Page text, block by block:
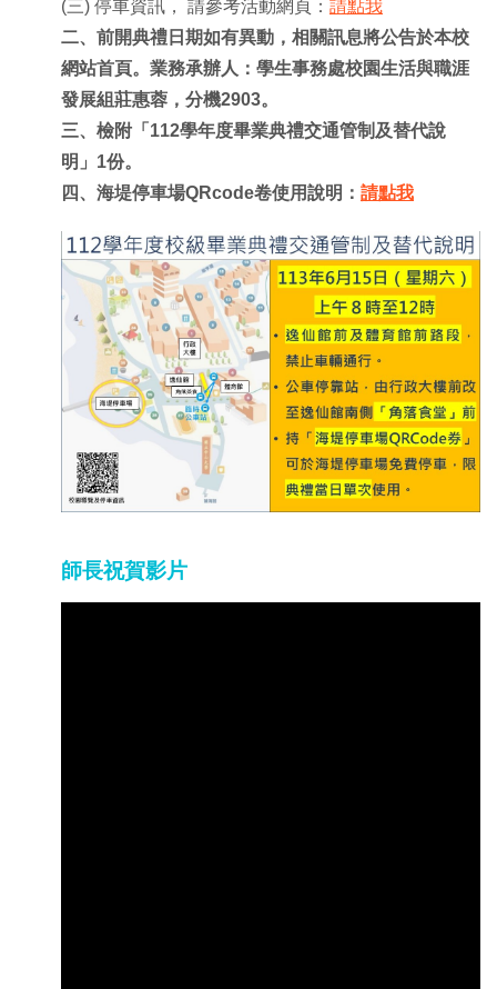
(三) 停車資訊， 請參考活動網頁： 請點我
二、前開典禮日期如有異動，相關訊息將公告於本校
網站首頁。業務承辦人：學生事務處校園生活與職涯
發展組莊惠蓉，分機2903。
三、檢附「112學年度畢業典禮交通管制及替代說
明」1份。
四、海堤停車場QRcode卷使用說明： 請點我
師長祝賀影片